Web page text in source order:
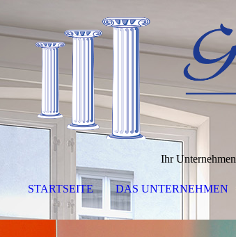
Ihr Unternehmen
STARTSEITE DAS UNTERNEHMEN